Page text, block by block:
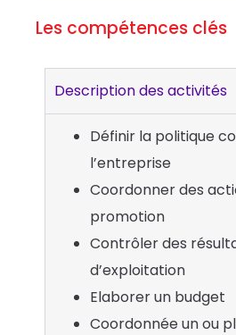
Les compétences clés
Description des activités
Définir la politique
l’entreprise
Coordonner des
promotion
Contrôler des
d’exploitation
Elaborer un budget
Coordonnée un ou